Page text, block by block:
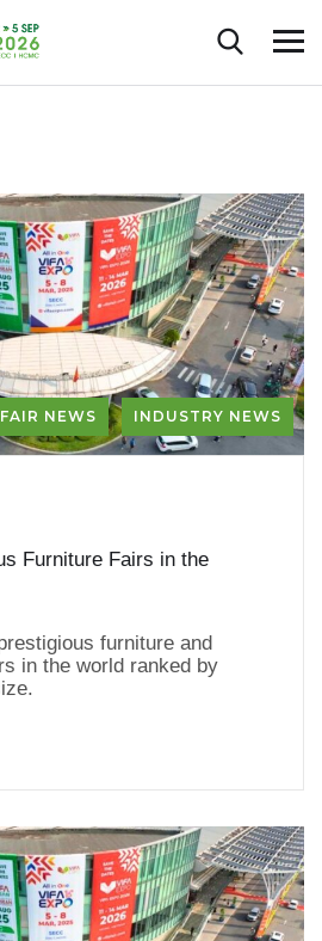
FAIR NEWS INDUSTRY NEWS
Furniture Fairs in the
furniture and
in the world ranked by